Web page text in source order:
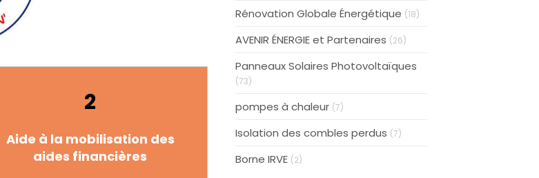
2
Aide à la mobilisation des
aides financières
Rénovation Globale Énergétique (18)
AVENIR ÉNERGIE et Partenaires (26)
Panneaux Solaires Photovoltaïques
(73)
pompes à chaleur (7)
Isolation des combles perdus (7)
Borne IRVE (2)